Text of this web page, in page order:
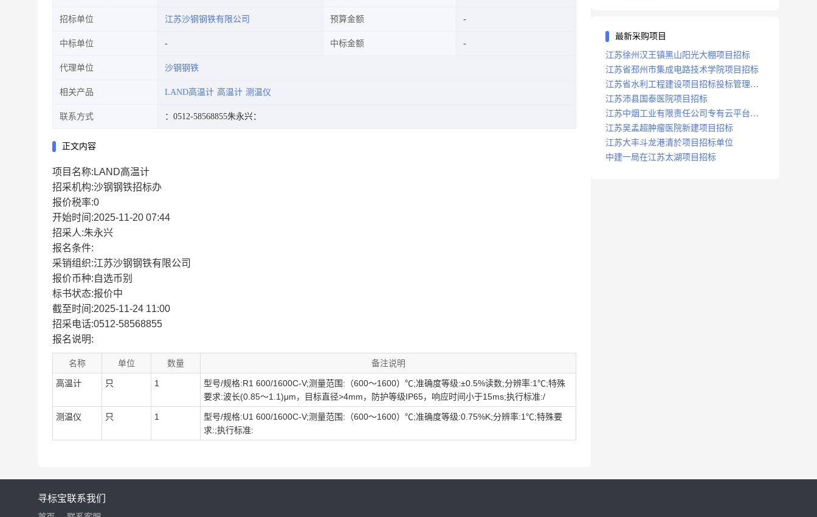
招标单位 江苏沙钢钢铁有限公司 预算金额
中标单位 中标金额
代理单位 沙钢钢铁
相关产品 LAND高温计 高温计 测温仪
联系方式 ：0512-58568855朱永兴：
正文内容
项目名称:LAND高温计
招采机构:沙钢钢铁招标办
报价税率:0
开始时间:2025-11-20 07:44
招采人:朱永兴
报名条件:
采销组织:江苏沙钢钢铁有限公司
报价币种:自选币别
标书状态:报价中
截至时间:2025-11-24 11:00
招采电话:0512-58568855
报名说明:
名称 单位 数量 备注说明
高温计 只 1
型号/规格:R1 600/1600C-V;测量范围:（600～1600）℃;准确度等级:±0.5%读数;分辨率:1℃;特殊
要求:波长(0.85～1.1)μm，目标直径>4mm，防护等级IP65，响应时间小于15ms;执行标准:/
测温仪 只 1
型号/规格:U1 600/1600C-V;测量范围:（600～1600）℃;准确度等级:0.75%K;分辨率:1℃;特殊要
求:;执行标准:
最新采购项目
江苏徐州汉王镇黑山阳光大棚项目招标
江苏省邳州市集成电路技术学院项目招标
江苏省水利工程建设项目招标投标管理办
法
江苏沛县国泰医院项目招标
江苏中烟工业有限责任公司专有云平台扩
容项目招标
江苏吴孟超肿瘤医院新建项目招标
江苏大丰斗龙港清於项目招标单位
中建一局在江苏太湖项目招标
寻标宝联系我们